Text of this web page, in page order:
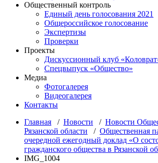
Общественный контроль
Единый день голосования 2021
Общероссийское голосование
Экспертизы
Проверки
Проекты
Дискуссионный клуб
Спецвыпуск «Общество»
Медиа
Фотогалерея
Видеогалерея
Контакты
Главная / Новости / Новости
Рязанской области / Общественная
очередной ежегодный доклад «О
гражданского общества в Рязанской
IMG_1004